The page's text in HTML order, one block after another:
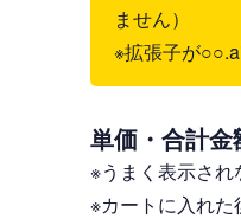
ません）
※拡張子が
単価・合計金
※うまく表示され
※カートに入れ